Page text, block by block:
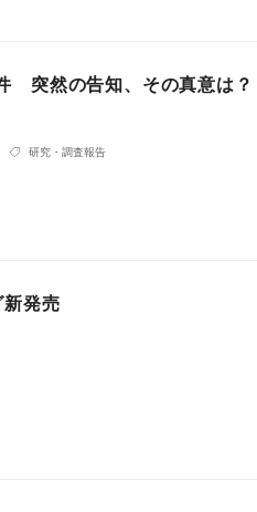
突然の告知、その真意は？
研究・調査報告
発売